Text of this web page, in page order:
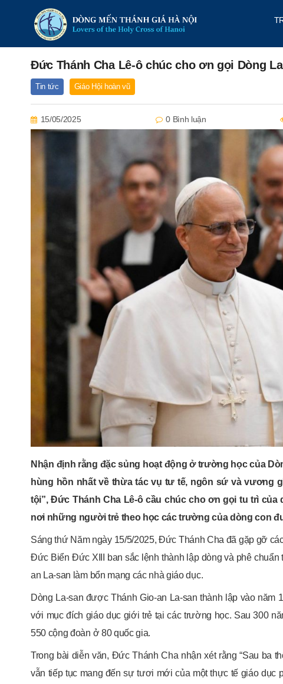
Đức Thánh Cha Lê-ô chúc cho ơn gọi Dòng
Tin tức Giáo Hội hoàn vũ
15/05/2025 0 Bình luận
Nhận định rằng đặc sủng hoạt động ở trường học của
hùng hồn nhất về thừa tác vụ tư tế, ngôn sứ và vương
tội”, Đức Thánh Cha Lê-ô cầu chúc cho ơn gọi tu trì
nơi những người trẻ theo học các trường của dòng con
Sáng thứ Năm ngày 15/5/2025, Đức Thánh Cha đã gặp gỡ
Đức Biển Đức XIII ban sắc lệnh thành lập dòng và phê
an La-san làm bổn mạng các nhà giáo dục.
Dòng La-san được Thánh Gio-an La-san thành lập vào
với mục đích giáo dục giới trẻ tại các trường học. Sau 300
550 cộng đoàn ở 80 quốc gia.
Trong bài diễn văn, Đức Thánh Cha nhận xét rằng “Sau ba
vẫn tiếp tục mang đến sự tươi mới của một thực tế giáo dục